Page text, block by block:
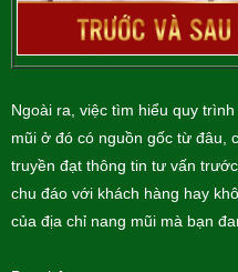
Ngoài ra, việc tìm hiểu quy
mũi ở đó có nguồn gốc từ đâu,
truyền đạt thông tin tư vấn
chu đáo với khách hàng hay
của địa chỉ nang mũi mà bạn